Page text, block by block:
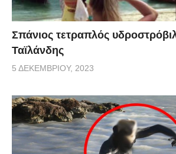
Σπάνιος τετραπλός
Ταϊλάνδης
5 ΔΕΚΕΜΒΡΊΟΥ, 2023